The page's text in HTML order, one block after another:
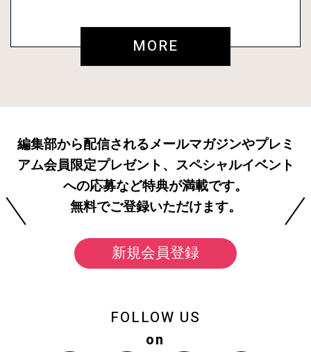
MORE
編集部から配信されるメールマガジンやプレミ
アム会員限定プレゼント、スペシャルイベント
への応募など特典が満載です。
無料でご登録いただけます。
新規会員登録
FOLLOW US
on